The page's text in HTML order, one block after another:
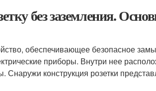
без заземления.
обеспечивающее безопасное
приборы. Внутри нее
конструкция розетки